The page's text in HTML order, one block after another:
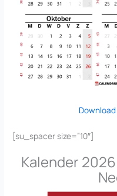
[su_spacer size=”10″]
Kalender